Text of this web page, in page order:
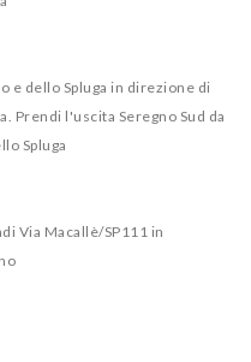
e dello Spluga in direzione di
Prendi l'uscita Seregno Sud da
Spluga
Via Macallè/SP111 in